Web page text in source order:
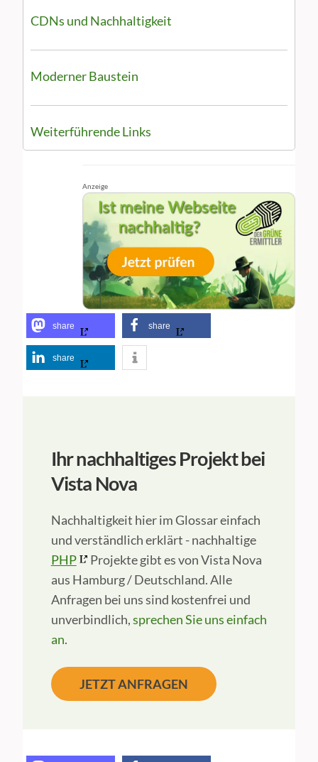
CDNs und Nachhaltigkeit
Moderner Baustein
Weiterführende Links
Anzeige
share share
share
Ihr nachhaltiges Projekt bei
Vista Nova
Nachhaltigkeit hier im Glossar einfach
und verständlich erklärt - nachhaltige
PHP
Projekte gibt es von Vista Nova
aus Hamburg / Deutschland. Alle
Anfragen bei uns sind kostenfrei und
unverbindlich,sprechen Sie uns einfach
an.
JETZT ANFRAGEN